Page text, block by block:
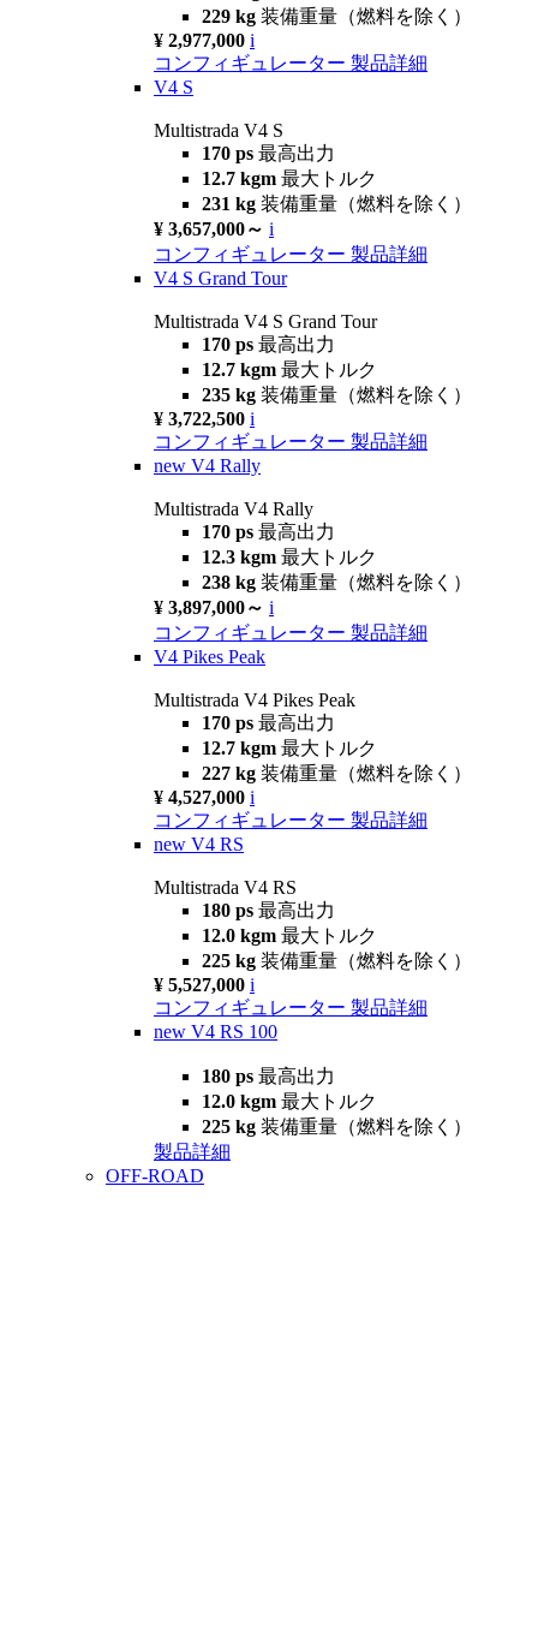
229 kg 装備重量（燃料を除く）
¥ 2,977,000 i
コンフィギュレーター 製品詳細
V4 S
Multistrada V4 S
170 ps 最高出力
12.7 kgm 最大トルク
231 kg 装備重量（燃料を除く）
¥ 3,657,000～ i
コンフィギュレーター 製品詳細
V4 S Grand Tour
Multistrada V4 S Grand Tour
170 ps 最高出力
12.7 kgm 最大トルク
235 kg 装備重量（燃料を除く）
¥ 3,722,500 i
コンフィギュレーター 製品詳細
new V4 Rally
Multistrada V4 Rally
170 ps 最高出力
12.3 kgm 最大トルク
238 kg 装備重量（燃料を除く）
¥ 3,897,000～ i
コンフィギュレーター 製品詳細
V4 Pikes Peak
Multistrada V4 Pikes Peak
170 ps 最高出力
12.7 kgm 最大トルク
227 kg 装備重量（燃料を除く）
¥ 4,527,000 i
コンフィギュレーター 製品詳細
new V4 RS
Multistrada V4 RS
180 ps 最高出力
12.0 kgm 最大トルク
225 kg 装備重量（燃料を除く）
¥ 5,527,000 i
コンフィギュレーター 製品詳細
new V4 RS 100
180 ps 最高出力
12.0 kgm 最大トルク
225 kg 装備重量（燃料を除く）
製品詳細
OFF-ROAD